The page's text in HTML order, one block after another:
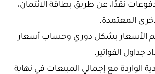
نقدًا، عن طريق بطاقة الائتمان،
المعتمدة.
الأسعار بشكل دوري وحساب أسعار
جداول الفواتير.
الواردة مع إجمالي المبيعات في نهاية